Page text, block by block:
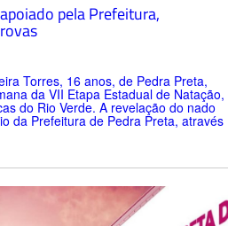
pela Prefeitura,
Torres, 16 anos, de Pedra Preta,
da VII Etapa Estadual de Natação,
do Rio Verde. A revelação do nado
da Prefeitura de Pedra Preta, através